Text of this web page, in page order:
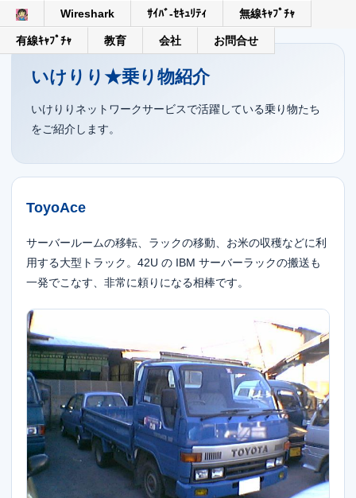
Wireshark ｻｲﾊﾞ-ｾｷｭﾘﾃｨ 無線ｷｬﾌﾟﾁｬ
有線ｷｬﾌﾟﾁｬ 教育 会社 お問合せ
いけりり★乗り物紹介
いけりりネットワークサービスで活躍している乗り物たち
をご紹介します。
ToyoAce
サーバールームの移転、ラックの移動、お米の収穫などに利
用する大型トラック。42U の IBM サーバーラックの搬送も
一発でこなす、非常に頼りになる相棒です。